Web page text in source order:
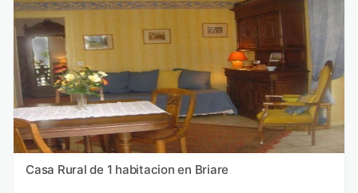
Casa Rural de 1 habitacion en Briare